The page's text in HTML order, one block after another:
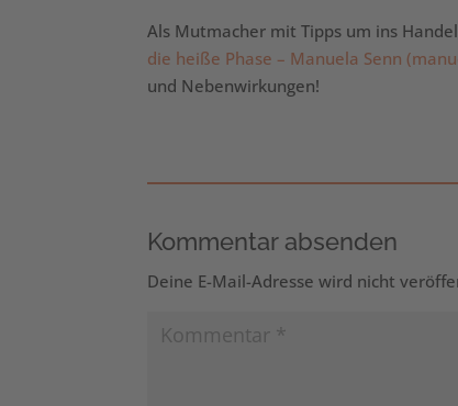
Als Mutmacher mit Tipps um ins
die heiße Phase – Manuela Senn
und Nebenwirkungen!
Kommentar absenden
Deine E-Mail-Adresse wird nicht